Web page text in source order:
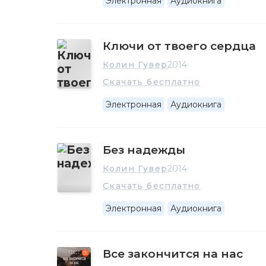
Ключи от твоего сердца
Колин Гувер2014
Скачать бесплатно
Электронная Аудиокнига
Без надежды
Колин Гувер2014
Скачать бесплатно
Электронная Аудиокнига
Все закончится на нас